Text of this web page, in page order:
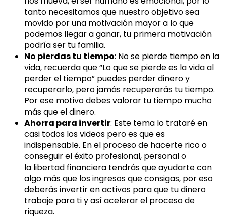
tanto necesitamos que nuestro objetivo sea
movido por una motivación mayor a lo que
podemos llegar a ganar, tu primera motivación
podría ser tu familia.
No pierdas tu tiempo: No se pierde tiempo en la
vida, recuerda que “Lo que se pierde es la vida al
perder el tiempo” puedes perder dinero y
recuperarlo, pero jamás recuperarás tu tiempo.
Por ese motivo debes valorar tu tiempo mucho
más que el dinero.
Ahorra para invertir: Este tema lo trataré en
casi todos los videos pero es que es
indispensable. En el proceso de hacerte rico o
conseguir el éxito profesional, personal o
la libertad financiera tendrás que ayudarte con
algo más que los ingresos que consigas, por eso
deberás invertir en activos para que tu dinero
trabaje para ti y así acelerar el proceso de
riqueza.